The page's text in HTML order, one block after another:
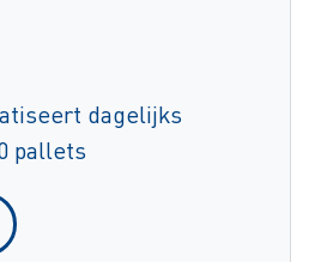
dagelijks
pallets